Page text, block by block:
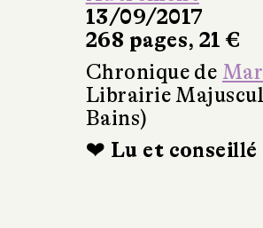
13/09/2017
268 pages, 21 €
Chronique de
Librairie
Bains)
❤ Lu et conseillé